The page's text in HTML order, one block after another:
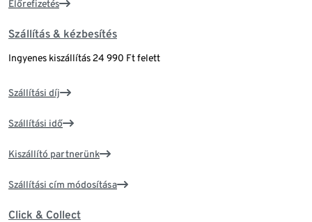
Előrefizetés
Szállítás & kézbesítés
Ingyenes kiszállítás 24 990 Ft felett
Szállítási díj
Szállítási idő
Kiszállító partnerünk
Szállítási cím módosítása
Click & Collect